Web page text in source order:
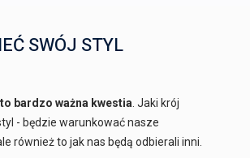
SWÓJ STYL
bardzo ważna kwestia . Jaki krój
- będzie warunkować nasze
również to jak nas będą odbierali inni.